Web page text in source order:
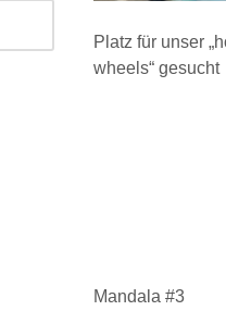
Platz für unser
wheels“ gesucht
Mandala #3